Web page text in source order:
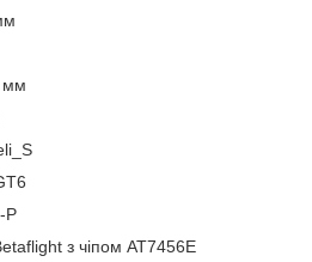
мм
P
з чіпом AT7456E